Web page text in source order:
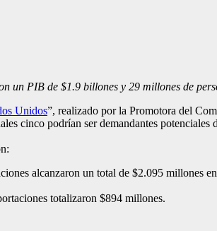
un PIB de $1.9 billones y 29 millones de
Unidos”, realizado por la Promotora del
cinco podrían ser demandantes potenciales
alcanzaron un total de $2.095 millones
totalizaron $894 millones.